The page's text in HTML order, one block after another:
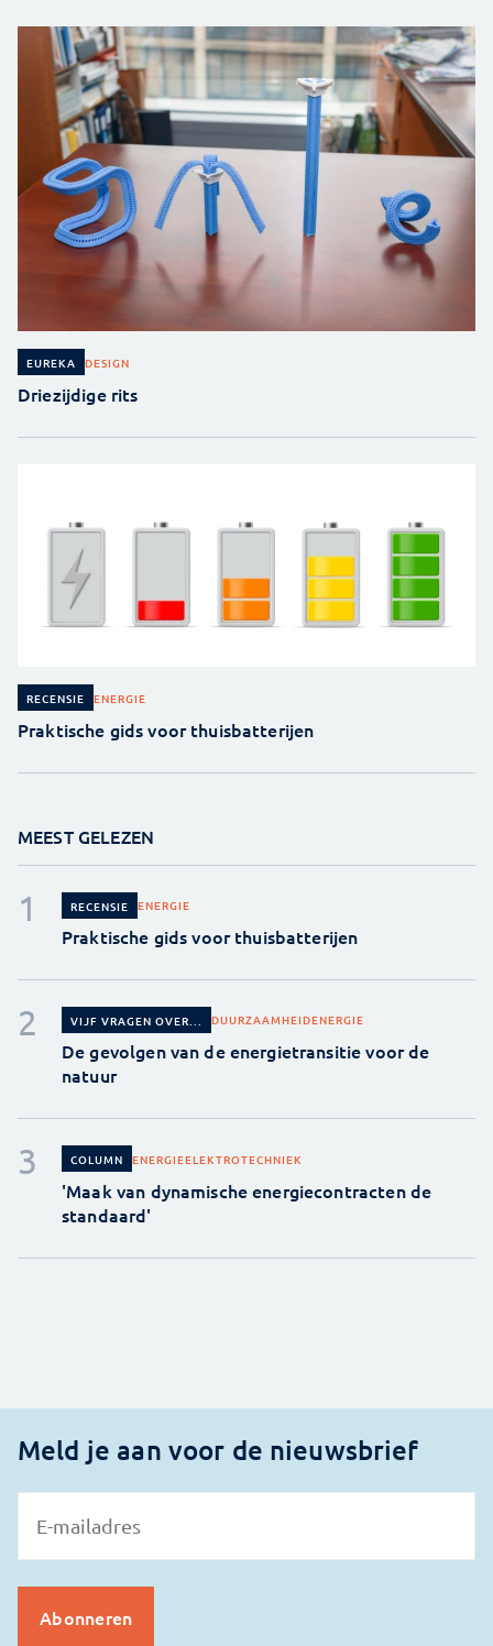
EUREKA DESIGN
Driezijdige rits
RECENSIE ENERGIE
Praktische gids voor thuisbatterijen
MEEST GELEZEN
RECENSIE ENERGIE
Praktische gids voor thuisbatterijen
VIJF VRAGEN OVER... DUURZAAMHEIDENERGIE
De gevolgen van de energietransitie voor de
natuur
COLUMN ENERGIEELEKTROTECHNIEK
'Maak van dynamische energiecontracten de
standaard'
Meld je aan voor de nieuwsbrief